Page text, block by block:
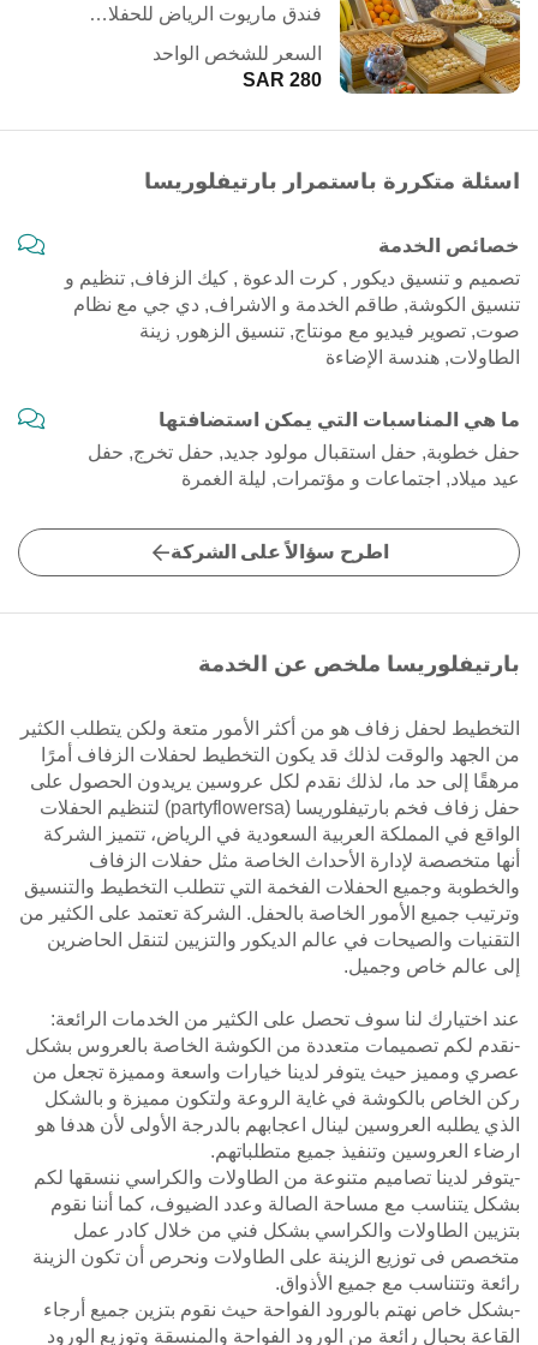
فندق ماريوت الرياض للحفلات الخارجية
السعر للشخص الواحد
280 SAR
اسئلة متكررة باستمرار بارتيفلوريسا
خصائص الخدمة
تصميم و تنسيق ديكور , كرت الدعوة , كيك الزفاف, تنظيم و
تنسيق الكوشة, طاقم الخدمة و الاشراف, دي جي مع نظام
صوت, تصوير فيديو مع مونتاج, تنسيق الزهور, زينة
الطاولات, هندسة الإضاءة
ما هي المناسبات التي يمكن استضافتها
حفل خطوبة, حفل استقبال مولود جديد, حفل تخرج, حفل
عيد ميلاد, اجتماعات و مؤتمرات, ليلة الغمرة
اطرح سؤالاً على الشركة
بارتيفلوريسا ملخص عن الخدمة
التخطيط لحفل زفاف هو من أكثر الأمور متعة ولكن يتطلب الكثير
من الجهد والوقت لذلك قد يكون التخطيط لحفلات الزفاف أمرًا
مرهقًا إلى حد ما، لذلك نقدم لكل عروسين يريدون الحصول على
حفل زفاف فخم بارتيفلوريسا (partyflowersa) لتنظيم الحفلات
الواقع في المملكة العربية السعودية في الرياض، تتميز الشركة
أنها متخصصة لإدارة الأحداث الخاصة مثل حفلات الزفاف
والخطوبة وجميع الحفلات الفخمة التي تتطلب التخطيط والتنسيق
وترتيب جميع الأمور الخاصة بالحفل. الشركة تعتمد على الكثير من
التقنيات والصيحات في عالم الديكور والتزيين لتنقل الحاضرين
إلى عالم خاص وجميل.
عند اختيارك لنا سوف تحصل على الكثير من الخدمات الرائعة:
-نقدم لكم تصميمات متعددة من الكوشة الخاصة بالعروس بشكل
عصري ومميز حيث يتوفر لدينا خيارات واسعة ومميزة تجعل من
ركن الخاص بالكوشة في غاية الروعة ولتكون مميزة و بالشكل
الذي يطلبه العروسين لينال اعجابهم بالدرجة الأولى لأن هدفا هو
ارضاء العروسين وتنفيذ جميع متطلباتهم.
-يتوفر لدينا تصاميم متنوعة من الطاولات والكراسي ننسقها لكم
بشكل يتناسب مع مساحة الصالة وعدد الضيوف، كما أننا نقوم
بتزيين الطاولات والكراسي بشكل فني من خلال كادر عمل
متخصص فى توزيع الزينة على الطاولات ونحرص أن تكون الزينة
رائعة وتتناسب مع جميع الأذواق.
-بشكل خاص نهتم بالورود الفواحة حيث نقوم بتزين جميع أرجاء
القاعة بحبال رائعة من الورود الفواحة والمنسقة وتوزيع الورود